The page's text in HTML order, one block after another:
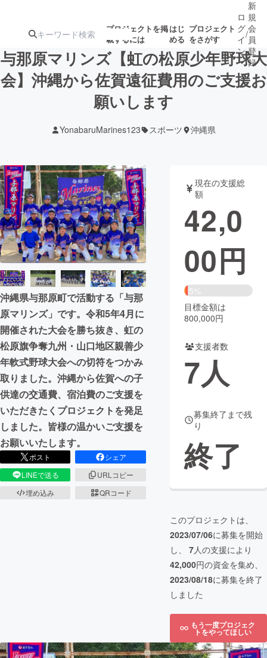
プロジェクトを掲
載するには
はじ
める
プロジェクト
をさがす
注目の新着プロ
ジェクト
募集終了が近いプ
ロジェクト
テクノロジー・ガジェット
映像・映画 書籍・雑誌
ビジネス・起業 チャレンジ
まちづくり・地域活性化
CAMPFIRE for Social Good
CAMPFIRE Creation
CAMPFIREふるさと納税machi-ya コミュニティ
ロ
グ
イ
ン
/
新
規
会
員
登
録
与那原マリンズ【虹の松原少年野球大
会】沖縄から佐賀遠征費用のご支援お
願いします
YonabaruMarines123 スポーツ 沖縄県
沖縄県与那原町で活動する「与那
原マリンズ」です。令和5年4月に
開催された大会を勝ち抜き、虹の
松原旗争奪九州・山口地区親善少
年軟式野球大会への切符をつかみ
取りました。沖縄から佐賀への子
供達の交通費、宿泊費のご支援を
いただきたくプロジェクトを発足
しました。皆様の温かいご支援を
お願いいたします。
ポスト
シェア
LINEで送る
URLコピー
埋め込み
QRコード
現在の支援総
額
42,0
00円
5%
目標金額は
800,000円
支援者数
7人
募集終了まで残
り
終了
このプロジェクトは、
2023/07/06に募集を開始
し、 7人の支援により
42,000円の資金を集め、
2023/08/18に募集を終了
しました
もう一度プロジェク
トをやってほしい